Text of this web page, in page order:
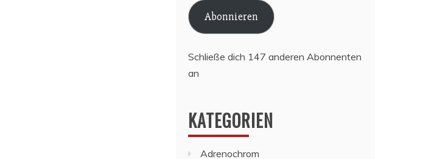
Adresse
Abonnieren
Schließe dich 147 anderen Abonnenten
an
KATEGORIEN
Adrenochrom